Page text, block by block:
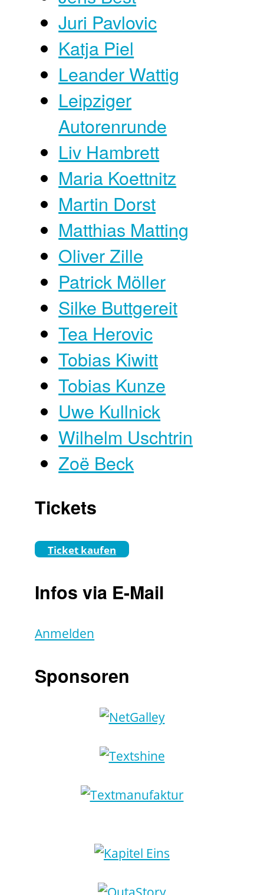
Juri Pavlovic
Katja Piel
Leander Wattig
Leipziger
Autorenrunde
Liv Hambrett
Maria Koettnitz
Martin Dorst
Matthias Matting
Oliver Zille
Patrick Möller
Silke Buttgereit
Tea Herovic
Tobias Kiwitt
Tobias Kunze
Uwe Kullnick
Wilhelm Uschtrin
Zoë Beck
Tickets
Ticket kaufen
Infos via E-Mail
Anmelden
Sponsoren